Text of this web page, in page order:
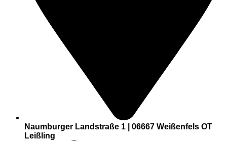
Naumburger Landstraße 1 | 06667 Weißenfels OT
Leißling